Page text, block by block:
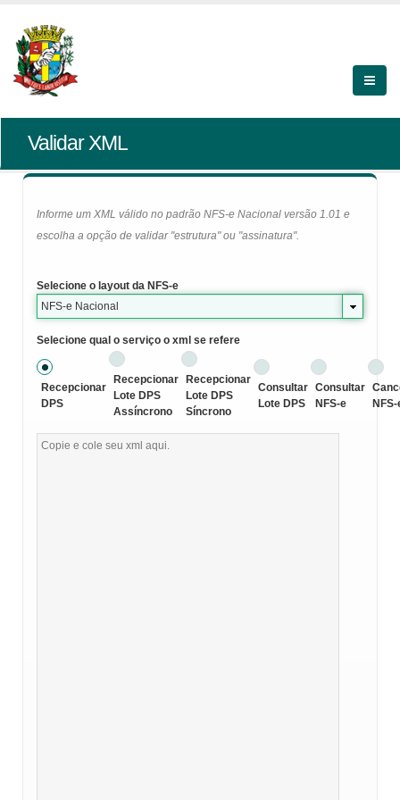
Validar XML
Informe um XML válido no padrão NFS-e Nacional versão 1.01 e
escolha a opção de validar "estrutura" ou "assinatura".
Selecione o layout da NFS-e
NFS-e Nacional
Selecione qual o serviço o xml se refere
Recepcionar
DPS
Recepcionar
Lote DPS
Assíncrono
Recepcionar
Lote DPS
Síncrono
Consultar
Lote DPS
Consultar
NFS-e
NFS-